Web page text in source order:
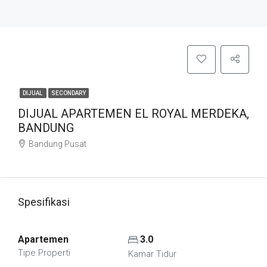
DIJUAL SECONDARY
DIJUAL APARTEMEN EL ROYAL MERDEKA,
BANDUNG
Bandung Pusat
Spesifikasi
Apartemen
Tipe Properti
3.0
Kamar Tidur